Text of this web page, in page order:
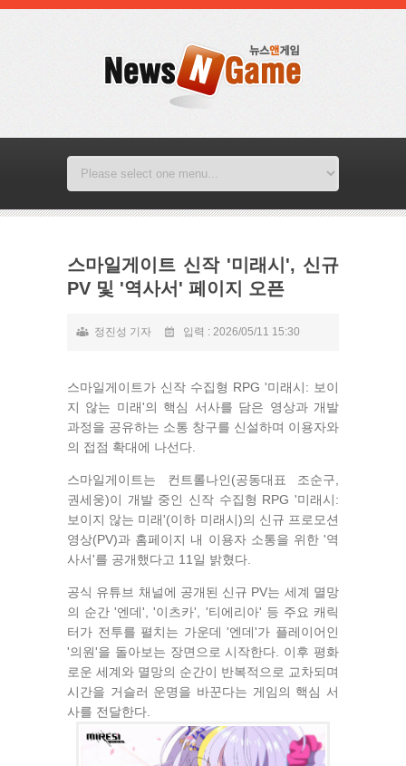
스마일게이트 신작 '미래시', 신규
PV 및 '역사서' 페이지 오픈
정진성 기자 입력 : 2026/05/11 15:30
스마일게이트가 신작 수집형 RPG '미래시: 보이
지 않는 미래'의 핵심 서사를 담은 영상과 개발
과정을 공유하는 소통 창구를 신설하며 이용자와
의 접점 확대에 나선다.
스마일게이트는 컨트롤나인(공동대표 조순구,
권세웅)이 개발 중인 신작 수집형 RPG '미래시:
보이지 않는 미래'(이하 미래시)의 신규 프로모션
영상(PV)과 홈페이지 내 이용자 소통을 위한 '역
사서'를 공개했다고 11일 밝혔다.
공식 유튜브 채널에 공개된 신규 PV는 세계 멸망
의 순간 '엔데', '이츠카', '티에리아' 등 주요 캐릭
터가 전투를 펼치는 가운데 '엔데'가 플레이어인
'의원'을 돌아보는 장면으로 시작한다. 이후 평화
로운 세계와 멸망의 순간이 반복적으로 교차되며
시간을 거슬러 운명을 바꾼다는 게임의 핵심 서
사를 전달한다.